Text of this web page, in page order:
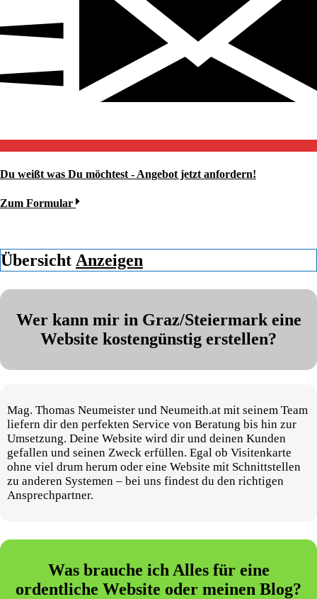
Du weißt was Du möchtest - Angebot jetzt anfordern!
Zum Formular
Übersicht Anzeigen
Wer kann mir in Graz/Steiermark eine
Website kostengünstig erstellen?
Mag. Thomas Neumeister und Neumeith.at mit seinem Team
liefern dir den perfekten Service von Beratung bis hin zur
Umsetzung. Deine Website wird dir und deinen Kunden
gefallen und seinen Zweck erfüllen. Egal ob Visitenkarte
ohne viel drum herum oder eine Website mit Schnittstellen
zu anderen Systemen – bei uns findest du den richtigen
Ansprechpartner.
Was brauche ich Alles für eine
ordentliche Website oder meinen Blog?